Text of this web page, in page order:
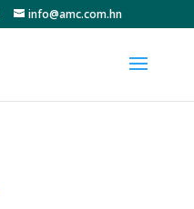
info@amc.com.hn